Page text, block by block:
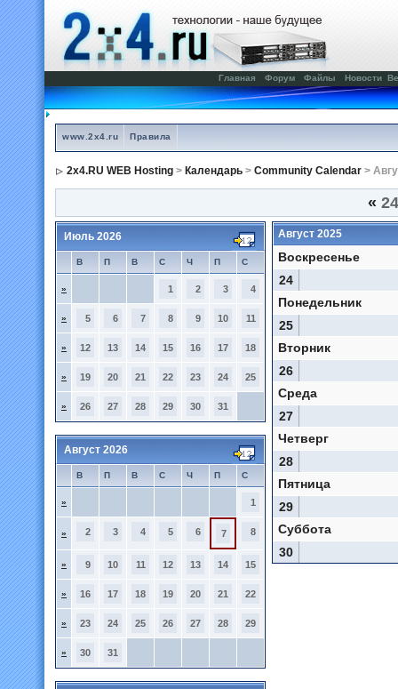
Главная Форум Файлы Новости
www.2x4.ru Правила
2x4.RU WEB Hosting > Календарь > Community Calendar >
«
Июль 2026
В П В С Ч П С
» 1 2 3 4
» 5 6 7 8 9 10 11
» 12 13 14 15 16 17 18
» 19 20 21 22 23 24 25
» 26 27 28 29 30 31
Август 2026
В П В С Ч П С
» 1
» 2 3 4 5 6 7 8
» 9 10 11 12 13 14 15
» 16 17 18 19 20 21 22
» 23 24 25 26 27 28 29
» 30 31
Август 2025
Воскресенье
24
Понедельник
25
Вторник
26
Среда
27
Четверг
28
Пятница
29
Суббота
30